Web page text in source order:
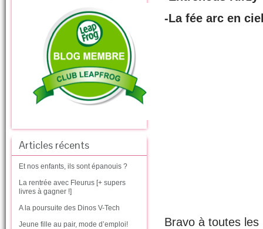
Articles récents
Et nos enfants, ils sont épanouis ?
La rentrée avec Fleurus [+ supers
livres à gagner !]
A la poursuite des Dinos V-Tech
Jeune fille au pair, mode d’emploi!
-La fée arc en
Bravo à toutes les